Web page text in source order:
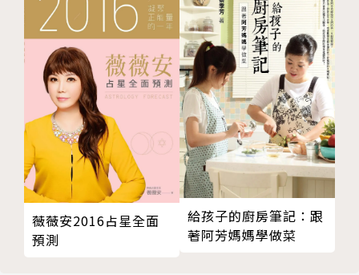
因為討厭無所事事的日子，而默默成為一個熱愛達成目
標的人（笑）。
內心善感卻不擅表露，說不出口的就畫下來，引起共鳴
的時候會偷偷地感到開心。
Instgram│@luckylulu0212
你所牽起的她的手
色素沉澱
最平凡的就是最好的
這一次好好談談
「我愛你」
停損點
CHAPTER 04 我想躲起來一下
活著
Good……Bye
安好
薇薇安2016占星全面
預測
給孩子的廚房筆記：跟
著阿芳媽媽學做菜